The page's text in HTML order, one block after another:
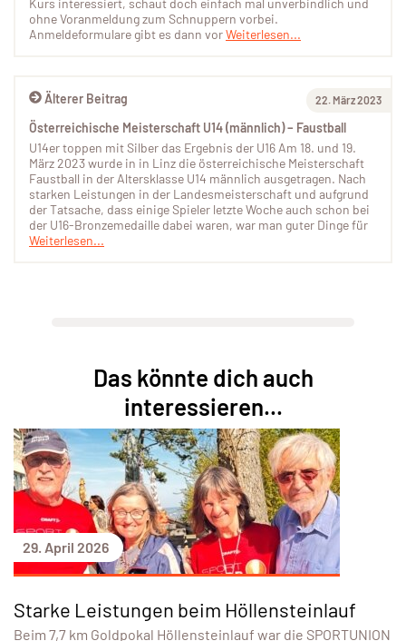
Älterer Beitrag 22. März 2023
Österreichische Meisterschaft U14 (männlich) – Faustball
U14er toppen mit Silber das Ergebnis der U16 Am 18. und 19.
März 2023 wurde in in Linz die österreichische Meisterschaft
Faustball in der Altersklasse U14 männlich ausgetragen. Nach
starken Leistungen in der Landesmeisterschaft und aufgrund
der Tatsache, dass einige Spieler letzte Woche auch schon bei
der U16-Bronzemedaille dabei waren, war man guter Dinge für
Weiterlesen...
ohne Voranmeldung zum Schnuppern vorbei.
Anmeldeformulare gibt es dann vorWeiterlesen...
Das könnte dich auch
interessieren...
29. April 2026
Starke Leistungen beim Höllensteinlauf
Beim 7,7 km Goldpokal Höllensteinlauf war die SPORTUNION